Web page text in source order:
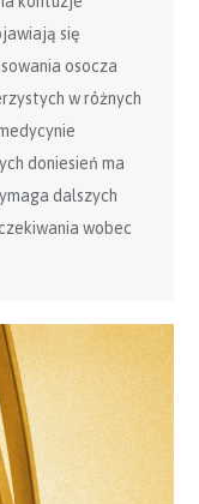
się
osocza
w różnych
doniesień ma
dalszych
wobec